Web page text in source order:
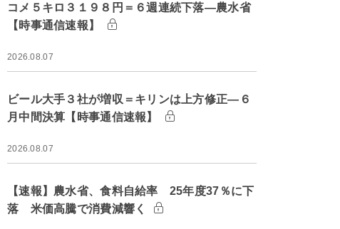
コメ５キロ３１９８円＝６週連続下落―農水省
【時事通信速報】
2026.08.07
ビール大手３社が増収＝キリンは上方修正―６
月中間決算【時事通信速報】
2026.08.07
【速報】農水省、食料自給率 25年度37％に下
落 米価高騰で消費減響く